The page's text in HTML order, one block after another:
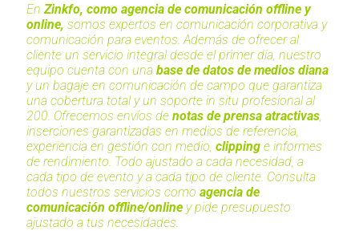
En Zinkfo, como agencia de comunicación offline y
online, somos expertos en comunicación corporativa y
comunicación para eventos. Además de ofrecer al
cliente un servicio integral desde el primer día, nuestro
equipo cuenta con una base de datos de medios diana
y un bagaje en comunicación de campo que garantiza
una cobertura total y un soporte in situ profesional al
200. Ofrecemos envíos de notas de prensa atractivas,
inserciones garantizadas en medios de referencia,
experiencia en gestión con medio, clipping e informes
de rendimiento. Todo ajustado a cada necesidad, a
cada tipo de evento y a cada tipo de cliente. Consulta
todos nuestros servicios como agencia de
comunicación offline/online y pide presupuesto
ajustado a tus necesidades.